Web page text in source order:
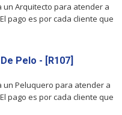
un Arquitecto para atender a
pago es por cada cliente que
Pelo - [R107]
un Peluquero para atender a
pago es por cada cliente que